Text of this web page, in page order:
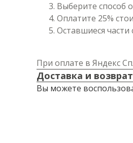
Выберите способ
Оплатите 25%
Оставшиеся
При оплате в Яндекс
Доставка и возврат
Вы можете